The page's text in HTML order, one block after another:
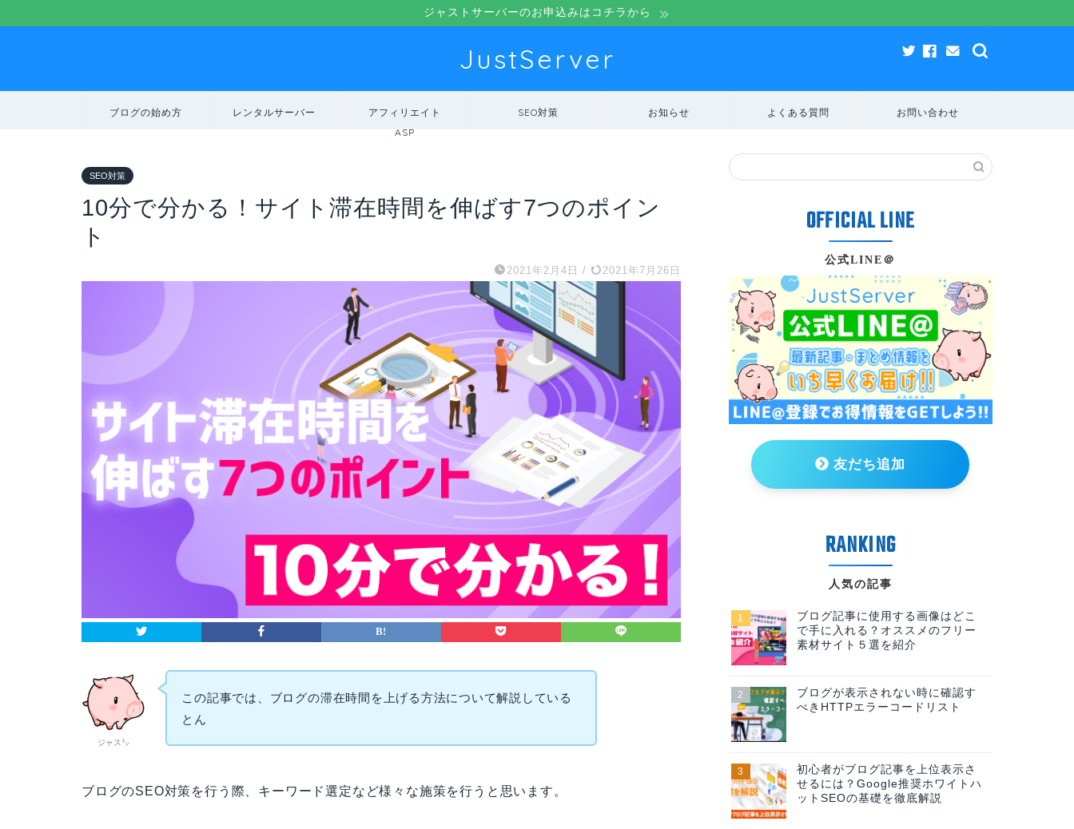
ジャストサーバーのお申込みはコチラから
JustServer
ブログの始め方 レンタルサーバー
アフィリエイト
ASP
SEO対策 お知らせ よくある質問 お問い合わせ
SEO対策
10分で分かる！サイト滞在時間を伸ばす7つのポイン
ト
2021年2月4日 / 2021年7月26日
ジャス㌧
この記事では、ブログの滞在時間を上げる方法について解説している
とん
ブログのSEO対策を行う際、キーワード選定など様々な施策を行うと思います。
公式LINE＠
友だち追加
人気の記事
ブログ記事に使用する画像はどこ
で手に入れる？オススメのフリー
素材サイト５選を紹介
ブログが表示されない時に確認す
べきHTTPエラーコードリスト
初心者がブログ記事を上位表示さ
せるには？Google推奨ホワイトハ
ットSEOの基礎を徹底解説